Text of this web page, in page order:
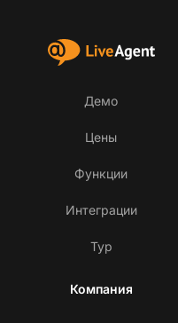
Демо
Цены
Функции
Интеграции
Тур
Компания